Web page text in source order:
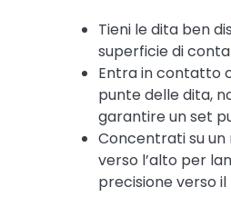
Tieni le dita ben
superficie di
Entra in contatto
punte delle dita,
garantire un set
Concentrati su
verso l’alto per
precisione verso